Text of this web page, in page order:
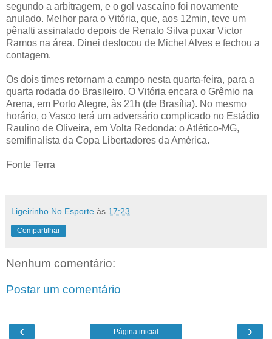
segundo a arbitragem, e o gol vascaíno foi novamente
anulado. Melhor para o Vitória, que, aos 12min, teve um
pênalti assinalado depois de Renato Silva puxar Victor
Ramos na área. Dinei deslocou de Michel Alves e fechou a
contagem.
Os dois times retornam a campo nesta quarta-feira, para a
quarta rodada do Brasileiro. O Vitória encara o Grêmio na
Arena, em Porto Alegre, às 21h (de Brasília). No mesmo
horário, o Vasco terá um adversário complicado no Estádio
Raulino de Oliveira, em Volta Redonda: o Atlético-MG,
semifinalista da Copa Libertadores da América.
Fonte Terra
Ligeirinho No Esporte às 17:23
Compartilhar
Nenhum comentário:
Postar um comentário
‹ ›
Página inicial